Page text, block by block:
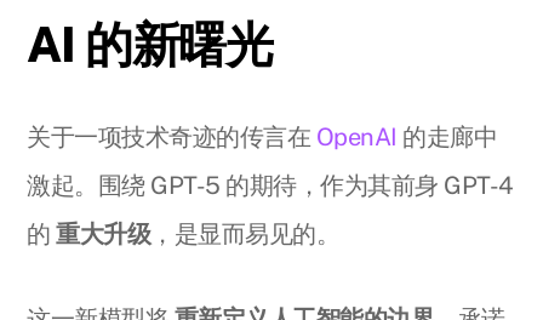
AI 的新曙光
关于一项技术奇迹的传言在 OpenAI 的走廊中
激起。围绕 GPT-5 的期待，作为其前身 GPT-4
的重大升级，是显而易见的。